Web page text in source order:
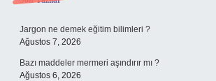
Sidebar
Jargon ne demek eğitim bilimleri ?
Ağustos 7, 2026
Bazı maddeler mermeri aşındırır mı ?
Ağustos 6, 2026